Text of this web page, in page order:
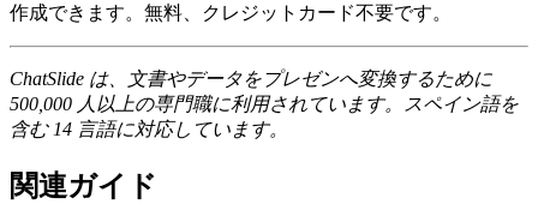
作成できます。無料、クレジットカード不要です。
ChatSlide は、文書やデータをプレゼンへ変換するために
500,000 人以上の専門職に利用されています。スペイン語を
含む 14 言語に対応しています。
関連ガイド